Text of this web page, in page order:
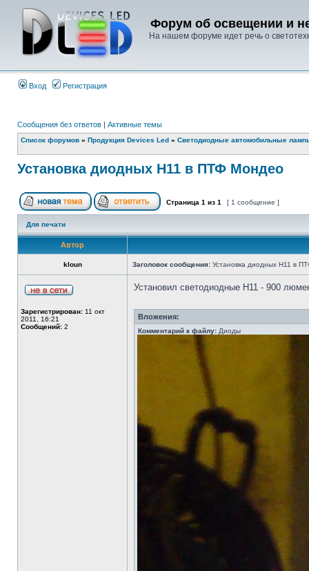
Форум об освещении и
На нашем форуме идет речь о
Вход Регистрация
Сообщения без ответов | Активные темы
Список форумов » Продукция Devices Led » Светодиодные автомобильные
Установка диодных Н11 в ПТФ Мондео
Страница 1 из 1 [ 1 сообщение ]
Для печати
Автор
kloun Заголовок сообщения: Установка диодных Н11 в
Зарегистрирован: 11 окт
2011, 16:21
Сообщений: 2
Установил светодиодные H11 - 900
Вложения:
Комментарий к файлу: Диоды